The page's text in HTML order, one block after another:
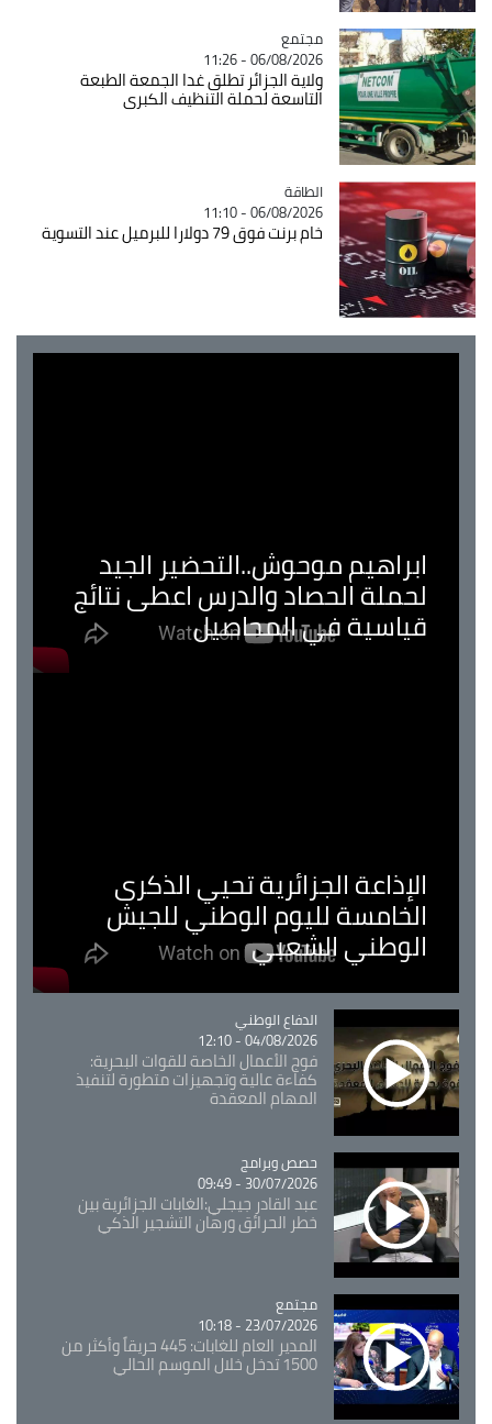
Catégorie
مجتمع
06/08/2026 - 11:26
ولاية الجزائر تطلق غدا الجمعة الطبعة
التاسعة لحملة التنظيف الكبرى
Catégorie
الطاقة
06/08/2026 - 11:10
خام برنت فوق 79 دولارا للبرميل عند التسوية
ابراهيم موحوش..التحضير الجيد
لحملة الحصاد والدرس اعطى نتائج
قياسية في المحاصيل
الإذاعة الجزائرية تحيي الذكرى
الخامسة لليوم الوطني للجيش
الوطني الشعبي
Catégorie
الدفاع الوطني
04/08/2026 - 12:10
فوج الأعمال الخاصة للقوات البحرية:
كفاءة عالية وتجهيزات متطورة لتنفيذ
المهام المعقدة
Catégorie
حصص وبرامج
30/07/2026 - 09:49
عبد القادر جيجلي:الغابات الجزائرية بين
خطر الحرائق ورهان التشجير الذكي
Catégorie
مجتمع
23/07/2026 - 10:18
المدير العام للغابات: 445 حريقاً وأكثر من
1500 تدخل خلال الموسم الحالي